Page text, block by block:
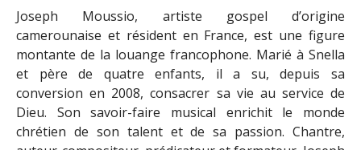
Joseph Moussio, artiste gospel d’origine
camerounaise et résident en France, est une figure
montante de la louange francophone. Marié à Snella
et père de quatre enfants, il a su, depuis sa
conversion en 2008, consacrer sa vie au service de
Dieu. Son savoir-faire musical enrichit le monde
chrétien de son talent et de sa passion. Chantre,